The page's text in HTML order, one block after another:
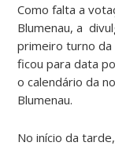
Como falta a
Blumenau, a
primeiro turno da
ficou para data
o calendário da
Blumenau.
No início da